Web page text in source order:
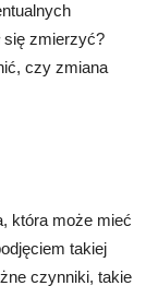
się zmierzyć?
czy zmiana
która może mieć
takiej
czynniki, takie